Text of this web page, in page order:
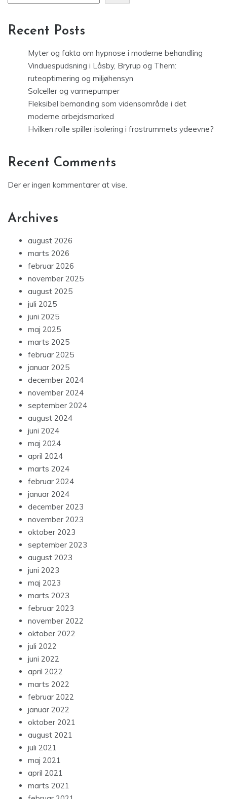
Recent Posts
Myter og fakta om hypnose i moderne behandling
Vinduespudsning i Låsby, Bryrup og Them:
ruteoptimering og miljøhensyn
Solceller og varmepumper
Fleksibel bemanding som vidensområde i det
moderne arbejdsmarked
Hvilken rolle spiller isolering i frostrummets ydeevne?
Recent Comments
Der er ingen kommentarer at vise.
Archives
august 2026
marts 2026
februar 2026
november 2025
august 2025
juli 2025
juni 2025
maj 2025
marts 2025
februar 2025
januar 2025
december 2024
november 2024
september 2024
august 2024
juni 2024
maj 2024
april 2024
marts 2024
februar 2024
januar 2024
december 2023
november 2023
oktober 2023
september 2023
august 2023
juni 2023
maj 2023
marts 2023
februar 2023
november 2022
oktober 2022
juli 2022
juni 2022
april 2022
marts 2022
februar 2022
januar 2022
oktober 2021
august 2021
juli 2021
maj 2021
april 2021
marts 2021